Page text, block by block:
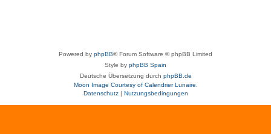
Powered by phpBB® Forum Software © phpBB Limited
Style by phpBB Spain
Deutsche Übersetzung durch phpBB.de
Moon Image Courtesy of Calendrier Lunaire.
Datenschutz| Nutzungsbedingungen